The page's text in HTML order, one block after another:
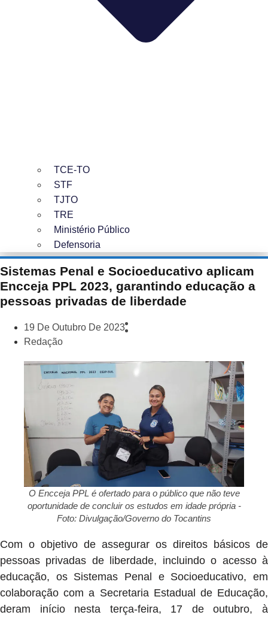
TCE-TO
STF
TJTO
TRE
Ministério Público
Defensoria
Sistemas Penal e Socioeducativo aplicam
Encceja PPL 2023, garantindo educação a
pessoas privadas de liberdade
19 De Outubro De 2023
Redação
O Encceja PPL é ofertado para o público que não teve
oportunidade de concluir os estudos em idade própria -
Foto: Divulgação/Governo do Tocantins
Com o objetivo de assegurar os direitos básicos de
pessoas privadas de liberdade, incluindo o acesso à
educação, os Sistemas Penal e Socioeducativo, em
colaboração com a Secretaria Estadual de Educação,
deram início nesta terça-feira, 17 de outubro, à